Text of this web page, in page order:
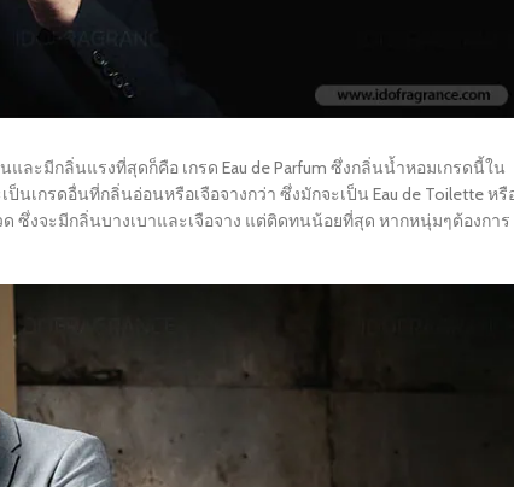
ะมีกลิ่นแรงที่สุดก็คือ เกรด Eau de Parfum ซึ่งกลิ่นน้ำหอมเกรดนี้ใน
กรดอื่นที่กลิ่นอ่อนหรือเจือจางกว่า ซึ่งมักจะเป็น Eau de Toilette หรื
ซึ่งจะมีกลิ่นบางเบาและเจือจาง แต่ติดทนน้อยที่สุด หากหนุ่มๆต้องการ